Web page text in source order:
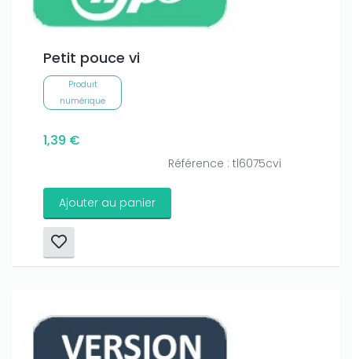
Petit pouce vi
Produit
numérique
1,39 €
Référence : tl6075cvi
Ajouter au panier